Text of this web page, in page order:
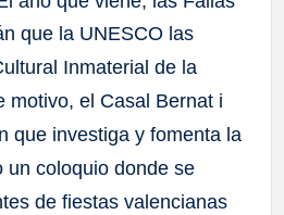
que la UNESCO las
Inmaterial de la
motivo, el Casal Bernat i
que investiga y fomenta la
un coloquio donde se
de fiestas valencianas